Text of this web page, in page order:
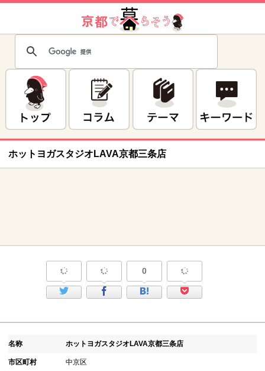
ホットヨガスタジオLAVA京都三条店
0
名称 ホットヨガスタジオLAVA京都三条店
市区町村 中京区